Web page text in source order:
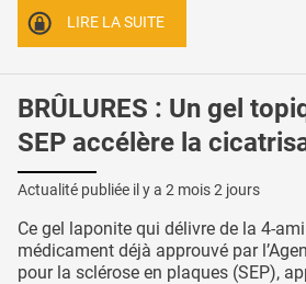
LIRE LA SUITE
BRÛLURES : Un gel
SEP accélère la
Actualité publiée il y a 2 mois 2 jours
Ce gel laponite qui délivre de la 4-
médicament déjà approuvé par
pour la sclérose en plaques (SEP),